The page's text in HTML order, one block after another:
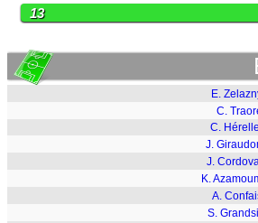
13
E.
C.
C. Hérelle
J.
J.
K.
A.
S.